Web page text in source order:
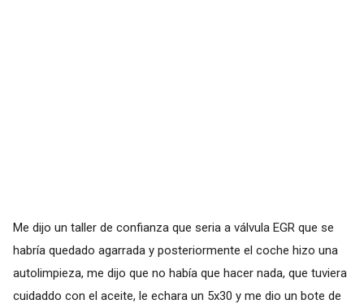
Me dijo un taller de confianza que seria a válvula EGR que se
habría quedado agarrada y posteriormente el coche hizo una
autolimpieza, me dijo que no había que hacer nada, que tuviera
cuidaddo con el aceite, le echara un 5x30 y me dio un bote de